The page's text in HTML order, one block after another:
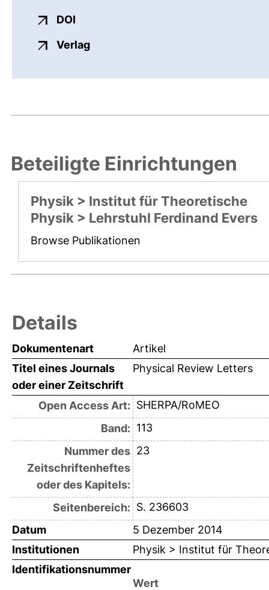
DOI
Verlagexterner Link, öffnet neues
Beteiligte Einrichtungen
Physik > Institut für Theoretische
Physik > Lehrstuhl Ferdinand Evers
Browse Publikationen
Details
Dokumentenart
Artikel
Titel eines Journals
oder einer Zeitschrift
Physical Review Letters
Open Access Art: SHERPA/RoMEO
Band: 113
Nummer des
Zeitschriftenheftes
oder des Kapitels:
23
Seitenbereich: S. 236603
Datum
5 Dezember 2014
Institutionen
Physik > Institut für
Identifikationsnummer
Wert